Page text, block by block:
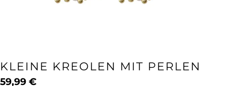
KLEINE KREOLEN MIT PERLEN
59,99 €